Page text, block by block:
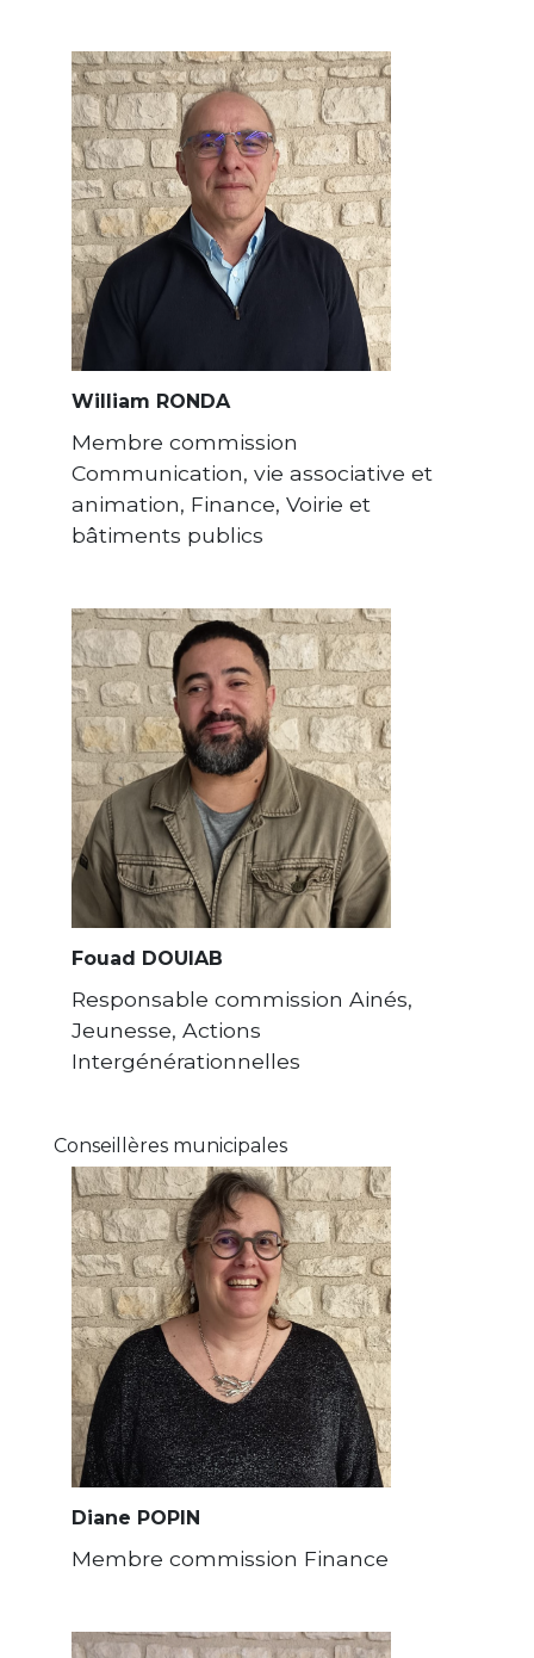
William RONDA
Membre commission
Communication, vie associative et
animation, Finance, Voirie et
bâtiments publics
Fouad DOUIAB
Responsable commission Ainés,
Jeunesse, Actions
Intergénérationnelles
Conseillères municipales
Diane POPIN
Membre commission Finance